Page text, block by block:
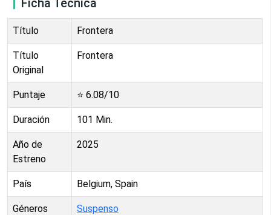
Ficha Técnica
Título Frontera
Título
Original
Frontera
Puntaje ⭐ 6.08/10
Duración 101 Min.
Año de
Estreno
2025
País Belgium, Spain
Géneros Suspenso